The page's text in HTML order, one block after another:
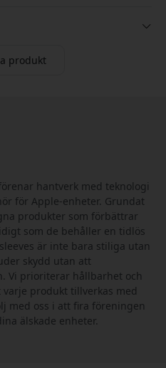
produkt
hantverk med teknologi
för Apple-enheter. Grundat
produkter som förbättrar
som de behåller en tidlös
är inte bara stiliga utan
skydd utan att
Vi prioriterar hållbarhet och
produkt tillverkas med
med oss i att fira föreningen
älskade enheter.